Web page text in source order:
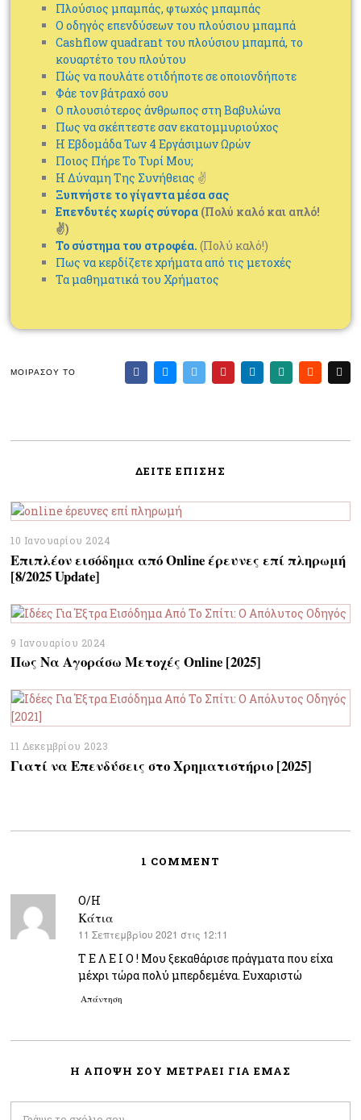
Πλούσιος μπαμπάς, φτωχός μπαμπάς
Ο οδηγός επενδύσεων του πλούσιου μπαμπά
Cashflow quadrant του πλούσιου μπαμπά, το
κουαρτέτο του πλούτου
Πώς να πουλάτε οτιδήποτε σε οποιονδήποτε
Φάε τον βάτραχό σου
Ο πλουσιότερος άνθρωπος στη Βαβυλώνα
Πως να σκέπτεστε σαν εκατομμυριούχος
Η Εβδομάδα Των 4 Εργάσιμων Ωρών
Ποιος Πήρε Το Τυρί Μου;
Η Δύναμη Της Συνήθειας ✌
Ξυπνήστε το γίγαντα μέσα σας
Επενδυτές χωρίς σύνορα(Πολύ καλό και απλό!
✌)
Το σύστημα του στροφέα. (Πολύ καλό!)
Πως να κερδίζετε χρήματα από τις μετοχές
Τα μαθηματικά του Χρήματος
ΜΟΙΡΆΣΟΥ ΤΟ
ΔΕΊΤΕ ΕΠΊΣΗΣ
10 Ιανουαρίου 2024
Επιπλέον εισόδημα από Online έρευνες επί πληρωμή
[8/2025 Update]
9 Ιανουαρίου 2024
Πως Να Αγοράσω Μετοχές Online [2025]
11 Δεκεμβρίου 2023
Γιατί να Επενδύσεις στο Χρηματιστήριο [2025]
1 COMMENT
Ο/Η
Κάτια
λέει:
11 Σεπτεμβρίου 2021 στις 12:11
Τ Ε Λ Ε Ι Ο ! Μου ξεκαθάρισε πράγματα που είχα
μέχρι τώρα πολύ μπερδεμένα. Ευχαριστώ
Απάντηση
Η ΆΠΟΨΗ ΣΟΥ ΜΕΤΡΆΕΙ ΓΙΑ ΕΜΑΣ